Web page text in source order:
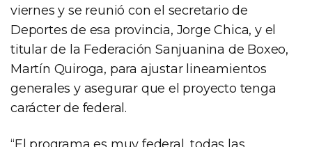
viernes y se reunió con el secretario de
Deportes de esa provincia, Jorge Chica, y el
titular de la Federación Sanjuanina de Boxeo,
Martín Quiroga, para ajustar lineamientos
generales y asegurar que el proyecto tenga
carácter de federal.